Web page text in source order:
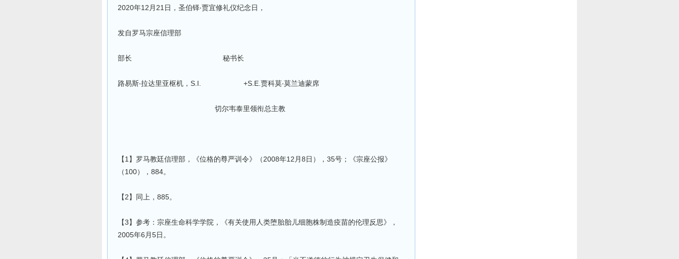
2020年12月21日，圣伯铎‧贾宜修礼仪纪念日，
发自罗马宗座信理部
部长 秘书长
路易斯‧拉达里亚枢机，S.I. +S.E.贾科莫‧莫兰迪蒙席
切尔韦泰里领衔总主教
【1】罗马教廷信理部，《位格的尊严训令》（2008年12月8日），35号；《宗座公报》
（100），884。
【2】同上，885。
【3】参考：宗座生命科学学院，《有关使用人类堕胎胎儿细胞株制造疫苗的伦理反思》，
2005年6月5日。